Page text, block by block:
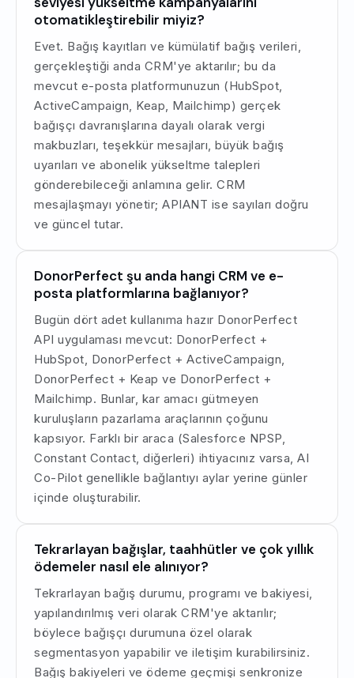
otomatikleştirebilir miyiz?
Evet. Bağış kayıtları ve kümülatif bağış verileri,
gerçekleştiği anda CRM'ye aktarılır; bu da
mevcut e-posta platformunuzun (HubSpot,
ActiveCampaign, Keap, Mailchimp) gerçek
bağışçı davranışlarına dayalı olarak vergi
makbuzları, teşekkür mesajları, büyük bağış
uyarıları ve abonelik yükseltme talepleri
gönderebileceği anlamına gelir. CRM
mesajlaşmayı yönetir; APIANT ise sayıları doğru
ve güncel tutar.
DonorPerfect şu anda hangi CRM ve e-
posta platformlarına bağlanıyor?
Bugün dört adet kullanıma hazır DonorPerfect
API uygulaması mevcut: DonorPerfect +
HubSpot, DonorPerfect + ActiveCampaign,
DonorPerfect + Keap ve DonorPerfect +
Mailchimp. Bunlar, kar amacı gütmeyen
kuruluşların pazarlama araçlarının çoğunu
kapsıyor. Farklı bir araca (Salesforce NPSP,
Constant Contact, diğerleri) ihtiyacınız varsa, AI
Co-Pilot genellikle bağlantıyı aylar yerine günler
içinde oluşturabilir.
Tekrarlayan bağışlar, taahhütler ve çok yıllık
ödemeler nasıl ele alınıyor?
Tekrarlayan bağış durumu, programı ve bakiyesi,
yapılandırılmış veri olarak CRM'ye aktarılır;
böylece bağışçı durumuna özel olarak
segmentasyon yapabilir ve iletişim kurabilirsiniz.
Bağış bakiyeleri ve ödeme geçmişi senkronize